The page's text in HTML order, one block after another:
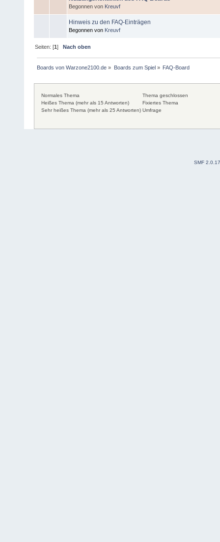
Begonnen von Kreuvf
Hinweis zu den FAQ-Einträgen
Begonnen von Kreuvf
Seiten: [1]Nach oben
Boards von Warzone2100.de » Boards zum Spiel» FAQ-Board
Normales Thema
Heißes Thema (mehr als 15 Antworten)
Sehr heißes Thema (mehr als 25 Antworten)
Thema geschlossen
Fixiertes Thema
Umfrage
SMF 2.0.17